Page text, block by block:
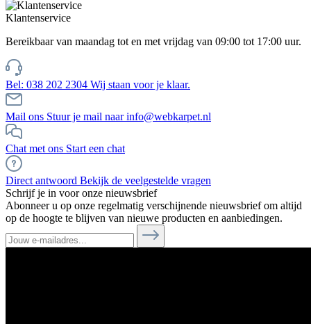
Klantenservice
Bereikbaar van maandag tot en met vrijdag van 09:00 tot 17:00 uur.
Bel: 038 202 2304 Wij staan voor je klaar.
Mail ons Stuur je mail naar info@webkarpet.nl
Chat met ons Start een chat
Direct antwoord Bekijk de veelgestelde vragen
Schrijf je in voor onze nieuwsbrief
Abonneer u op onze regelmatig verschijnende nieuwsbrief om altijd
op de hoogte te blijven van nieuwe producten en aanbiedingen.